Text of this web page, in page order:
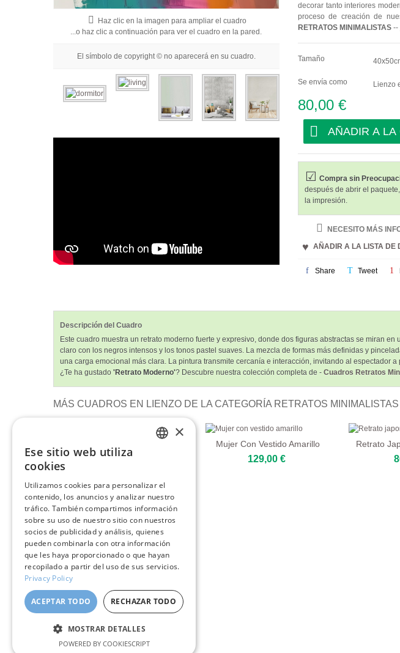
Haz clic en la imagen para ampliar el cuadro
...o haz clic a continuación para ver el cuadro en la pared.
El símbolo de copyright © no aparecerá en su cuadro.
decorar tanto interiores
proceso de creación de
RETRATOS MINIMALISTAS--
Tamaño
Se envía como Lienzo
80,00 €
AÑADIR A LA
Compra sin
después de abrir el
la impresión.
NECESITO MÁS
AÑADIR A LA LISTA DE
Share Tweet
Descripción del Cuadro
Este cuadro muestra un retrato moderno fuerte y expresivo, donde dos figuras abstractas se miran
claro con los negros intensos y los tonos pastel suaves. La mezcla de formas más definidas y
una carga emocional más clara. La pintura transmite cercanía e interacción, invitando al espectador
¿Te ha gustado 'Retrato Moderno'? Descubre nuestra colección completa de - Cuadros Retratos
MÁS CUADROS EN LIENZO DE LA CATEGORÍA RETRATOS MINIMALISTAS
Retrato Sencillo
109,00 €
Mujer Con Vestido Amarillo
129,00 €
Retrato
GERMAN
FRENCH
SPANISH
×
Ese sitio web utiliza
cookies
Utilizamos cookies para personalizar el
contenido, los anuncios y analizar nuestro
tráfico. También compartimos información
sobre su uso de nuestro sitio con nuestros
socios de publicidad y análisis, quienes
pueden combinarla con otra información
que les haya proporcionado o que hayan
recopilado a partir del uso de sus servicios.
Privacy Policy
ACEPTAR TODO RECHAZAR TODO
MOSTRAR DETALLES
POWERED BY COOKIESCRIPT